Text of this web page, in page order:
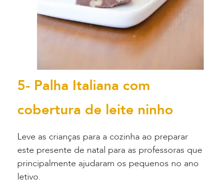
5- Palha Italiana com
cobertura de leite ninho
Leve as crianças para a cozinha ao preparar
este presente de natal para as professoras que
principalmente ajudaram os pequenos no ano
letivo.